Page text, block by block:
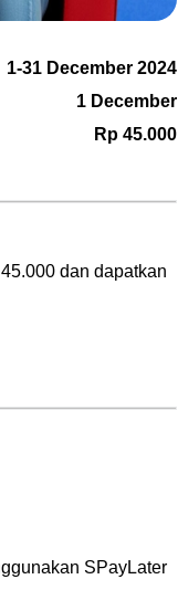
1-31 December 2024
1 December
Rp 45.000
dan dapatkan
SPayLater